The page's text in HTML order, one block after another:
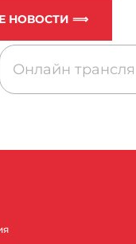
НОВОСТИ ⟹
Онлайн